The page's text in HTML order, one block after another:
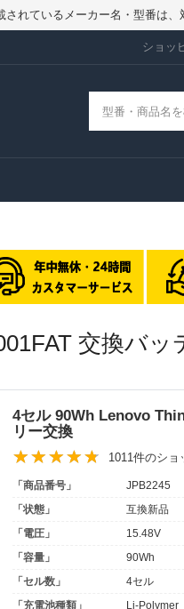
れているメーカー名・型番は
ショッ
交換バ
4セル 90Wh Lenovo
リー交換
1011件のショ
「商品番号」
JPB2245
「状態」
互換新品
「電圧」
15.48V
「容量」
90Wh
「セル数」
4セル
「充電池種類」
Li-Polymer